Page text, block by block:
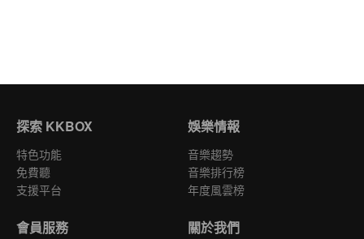
探索 KKBOX
特色功能
免費聽
支援平台
娛樂情報
音樂趨勢
音樂排行榜
年度風雲榜
會員服務 關於我們